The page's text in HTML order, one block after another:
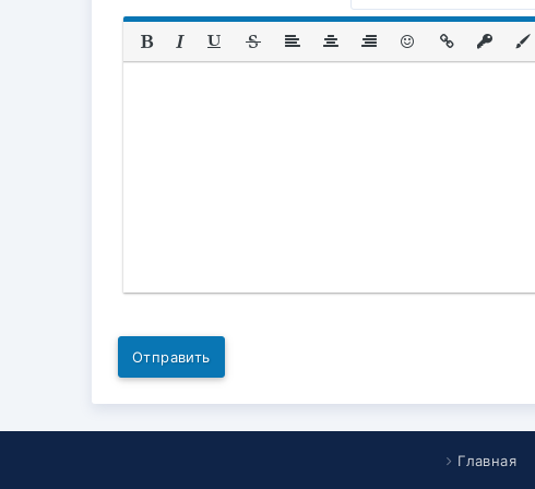
Отправить
Главная